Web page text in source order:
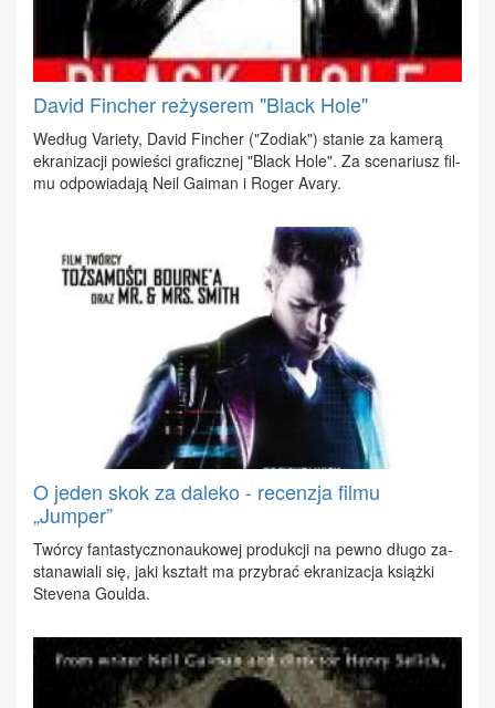
David Fincher reżyserem "Black Hole"
We­dług Va­rie­ty, Da­vid Fin­cher ("Zo­diak") sta­nie za ka­me­rą
ekra­ni­za­cji po­wie­ści gra­ficz­nej "Black Ho­le". Za sce­na­riusz fil­
mu od­po­wia­da­ją Ne­il Ga­iman i Ro­ger Ava­ry.
O jeden skok za daleko - recenzja filmu
„Jumper”
Twór­cy fan­ta­stycz­no­nau­ko­wej pro­duk­cji na pew­no dłu­go za­
sta­na­wia­li się, ja­ki kształt ma przy­brać ekra­ni­za­cja książ­ki
Ste­ve­na Gou­l­da.